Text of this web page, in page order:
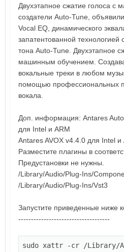
Двухэтапное сжатие голоса с
создатели Auto-Tune,
Vocal EQ, динамического
запатентованной технологией
тона Auto-Tune. Двухэтапное
машинным обучением.
вокальные треки в любом
помощью профессиональных
вокала.
Доп. информация: Antares
для Intel и ARM
Antares AVOX v4.4.0 для Intel и
Разместите плагины в
Предустановки не нужны.
/Library/Audio/Plug-Ins/
/Library/Audio/Plug-Ins/Vst3
Запустите приведенные ниже
------------------------------------
sudo xattr -cr /Library/